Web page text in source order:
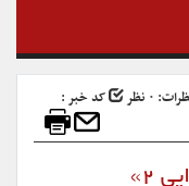
۰ نظر
کد خبر :
۲»